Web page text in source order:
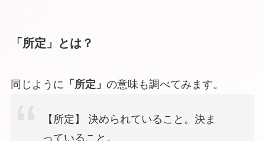
「所定」とは？
同じように 「所定」 の意味も調べてみます。
【所定】 決められていること。決ま
っていること。